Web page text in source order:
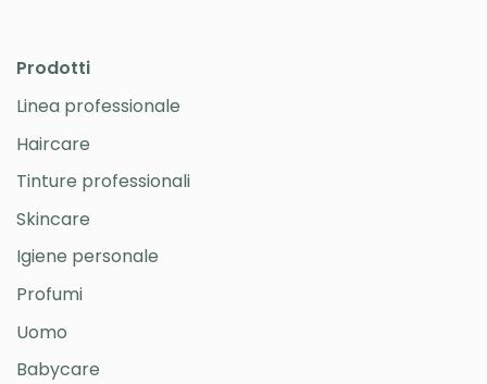
Prodotti
Linea professionale
Haircare
Tinture professionali
Skincare
Igiene personale
Profumi
Uomo
Babycare